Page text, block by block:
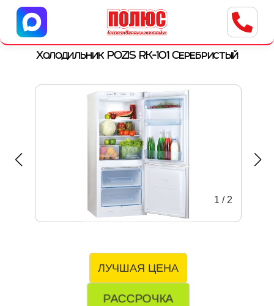
Центр бытовой техники
г. Ульяновск, ул. Пушкарева, 8a
Холодильник POZIS RK-101 Серебристый
1 / 2
ЛУЧШАЯ ЦЕНА
РАССРОЧКА